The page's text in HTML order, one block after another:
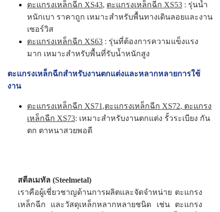
ตะแกรงเหล็กฉีก XS43, ตะแกรงเหล็กฉีก XS53 : รุ่นน้ำ
หนักเบา ราคาถูก เหมาะสำหรับพื้นทางเดินลอยและงาน
เซอร์วิส
ตะแกรงเหล็กฉีก XS63 : รุ่นที่ต้องการความแข็งแรง
มาก เหมาะสำหรับพื้นที่รับน้ำหนักสูง
ตะแกรงเหล็กฉีกสำหรับงานตกแต่งและหลากหลายการใช้
งาน
ตะแกรงเหล็กฉีก XS71 ,ตะแกรงเหล็กฉีก XS72, ตะแกรง
เหล็กฉีก XS73: เหมาะสำหรับงานตกแต่ง รั้วระเบียง กัน
ตก ตาหนาสวยพอดี
สตีลเมทัล (Steelmetal)
เราคือผู้เชี่ยวชาญด้านการผลิตและจัดจำหน่าย ตะแกรง
เหล็กฉีก และวัสดุเหล็กหลากหลายชนิด เช่น ตะแกรง